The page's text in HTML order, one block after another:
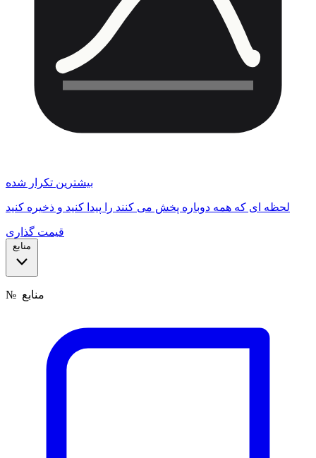
بیشترین تکرار شده
لحظه ای که همه دوباره پخش می کنند را پیدا کنید و ذخیره کنید
قیمت گذاری
منابع
№ منابع